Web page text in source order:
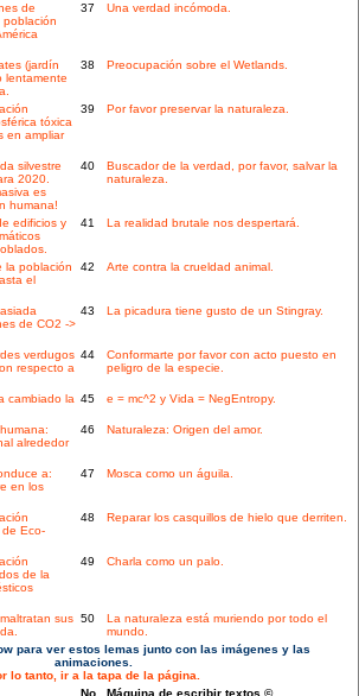
de
37 Una verdad incómoda.
(jardín
lentamente
38 Preocupación sobre el Wetlands.
tóxica
en ampliar
39 Por favor preservar la naturaleza.
silvestre
2020.
es
humana!
40
Buscador de la verdad, por favor, salvar la
naturaleza.
edificios y
41 La realidad brutale nos despertará.
la población
el
42 Arte contra la crueldad animal.
de CO2 ->
43 La picadura tiene gusto de un Stingray.
verdugos
respecto a
44
Conformarte por favor con acto puesto en
peligro de la especie.
cambiado la 45 e = mc^2 y Vida = NegEntropy.
alrededor
46 Naturaleza: Origen del amor.
a:
en los
47 Mosca como un águila.
de Eco-
48 Reparar los casquillos de hielo que derriten.
de la
49 Charla como un palo.
sus 50
La naturaleza está muriendo por todo el
mundo.
para ver estos lemas junto con las imágenes y las
animaciones.
lo tanto, ir a la tapa de la página.